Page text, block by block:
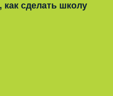
как сделать школу